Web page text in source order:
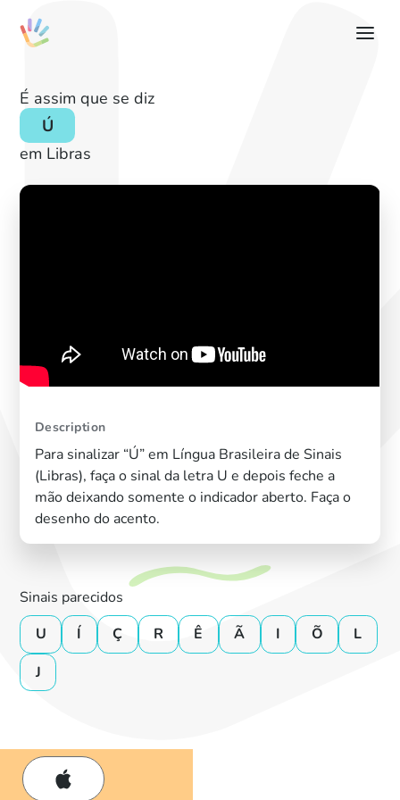
É assim que se diz
Ú
em Libras
Description
Para sinalizar “Ú” em Língua Brasileira de Sinais
(Libras), faça o sinal da letra U e depois feche a
mão deixando somente o indicador aberto. Faça o
desenho do acento.
Sinais parecidos
U
Í Ç R Ê Ã I Õ
L
J